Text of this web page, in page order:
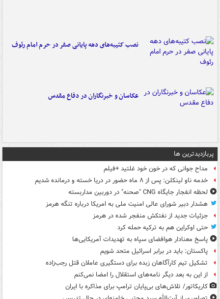
نصب کتیبه‌های دهه پایانی صفر در حرم امام رئوف
عکاسان و خبرنگاران در دفاع مقدس
پربازدیدترین ها
مداح جوانی که در خون خود غلتید +فیلم
خدمه ناو لینکلن: پس از ۸ ماه حضور در دریا خسته و درمانده‌ شدیم
لحظه انفجار جایگاه CNG "صحنه" در دوربین مداربسته
هشدار دبیر شورای عالی امنیت ملی به امریکا درباره تنگه هرمز
جزئیات جدید از نفتکش منفجر شده در هرمز
حتی اوکراین هم به ترکیه حمله کرد
پاسخ معنادار هوافضای سپاه به تهدیدات آمریکایی‌ها
پاکستان: باید در برابر اسرائیل متحد شویم
تشکیل تیم کارآگاهان زبده برای دستگیری عاملان قتل رجب‌زاده
از این به بعد دیگر نامه‌های استقلال را امضا نمی‌کنم
کاریکاتور/ تلاش‌های بی‌پایان ترامپ برای مذاکره با ایران